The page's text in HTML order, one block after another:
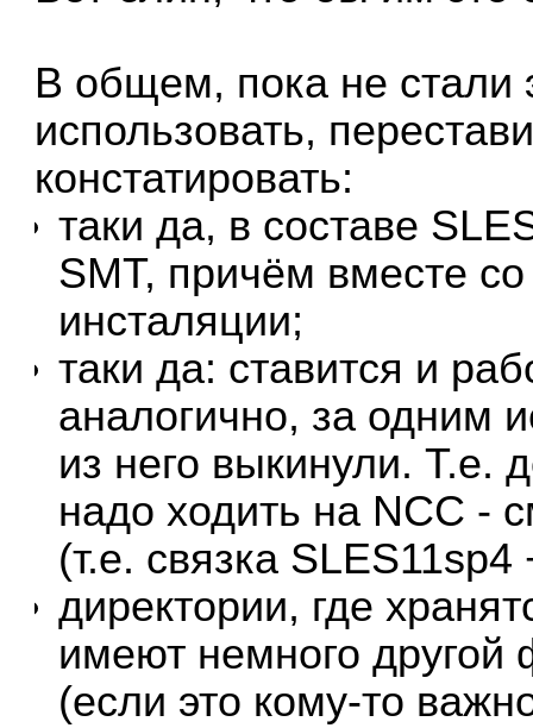
В общем, пока не стали
использовать,
констатировать:
таки да, в составе
SMT, причём вместе
инсталяции;
таки да: ставится и
аналогично, за одним
из него выкинули. Т.е.
надо ходить на NCC -
(т.е. связка
директории, где
имеют немного
(если это кому-то